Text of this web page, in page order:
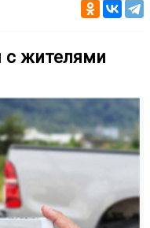
с жителями